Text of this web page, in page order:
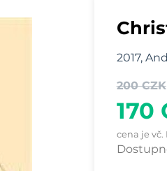
2017,
200 CZK
170
cena je vč.